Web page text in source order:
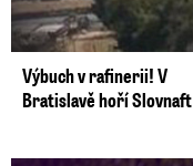
Výbuch v rafinerii! V
Bratislavě hoří Slovnaft